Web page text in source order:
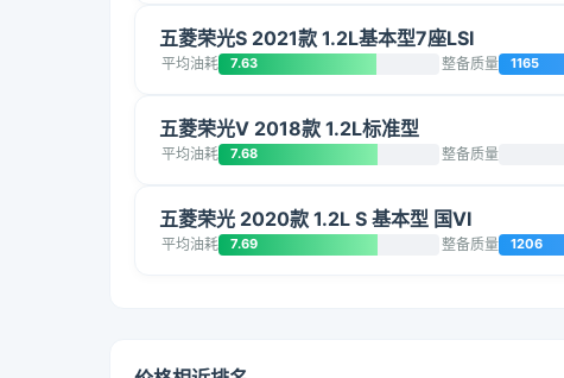
五菱荣光S 2021款 1.2L基本型7座LSI
平均油耗 7.63 整备质量 1165
五菱荣光V 2018款 1.2L标准型
平均油耗 7.68 整备质量
五菱荣光 2020款 1.2L S 基本型 国VI
平均油耗 7.69 整备质量 1206